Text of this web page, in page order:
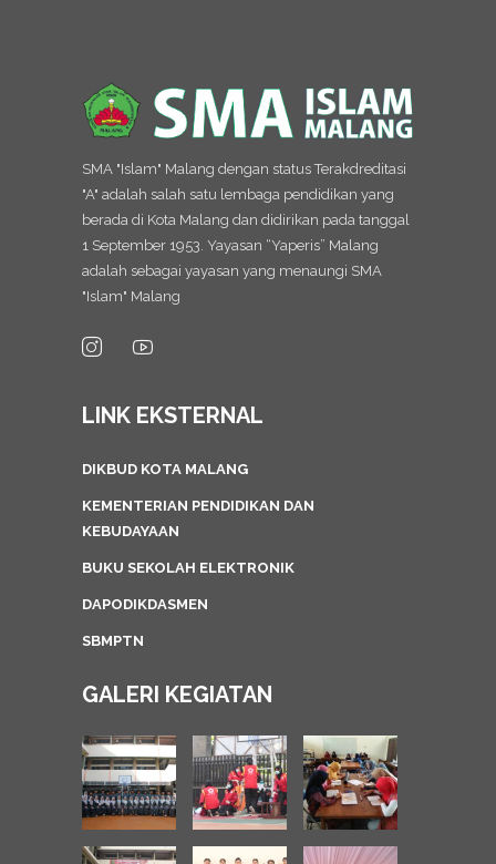
SMA "Islam" Malang dengan status Terakdreditasi
"A" adalah salah satu lembaga pendidikan yang
berada di Kota Malang dan didirikan pada tanggal
1 September 1953. Yayasan “Yaperis” Malang
adalah sebagai yayasan yang menaungi SMA
"Islam" Malang
LINK EKSTERNAL
DIKBUD KOTA MALANG
KEMENTERIAN PENDIDIKAN DAN
KEBUDAYAAN
BUKU SEKOLAH ELEKTRONIK
DAPODIKDASMEN
SBMPTN
GALERI KEGIATAN